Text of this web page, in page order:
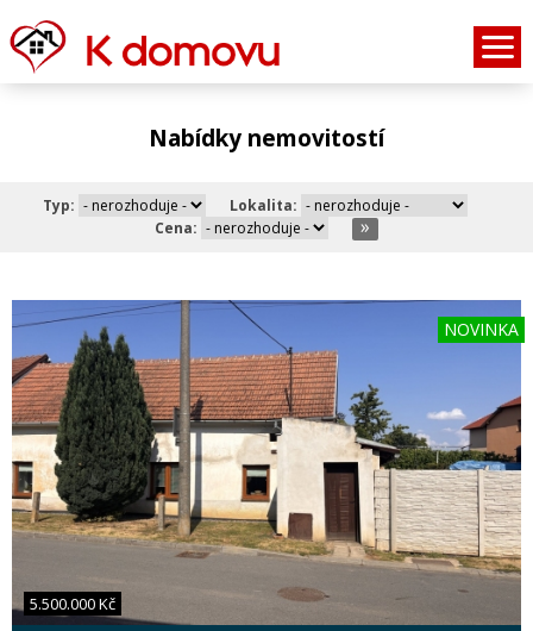
Nabídky nemovitostí
Typ:
Lokalita:
Cena:
5.500.000 Kč
NOVINKA